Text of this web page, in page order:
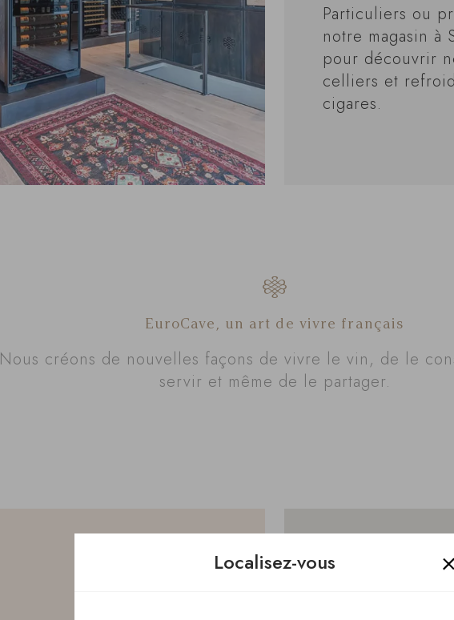
Particuliers ou
notre magasin à
pour découvrir
celliers et
cigares.
EuroCave, un art de vivre français
Nous créons de nouvelles façons de vivre le vin, de le
servir et même de le partager.
Localisez-vous